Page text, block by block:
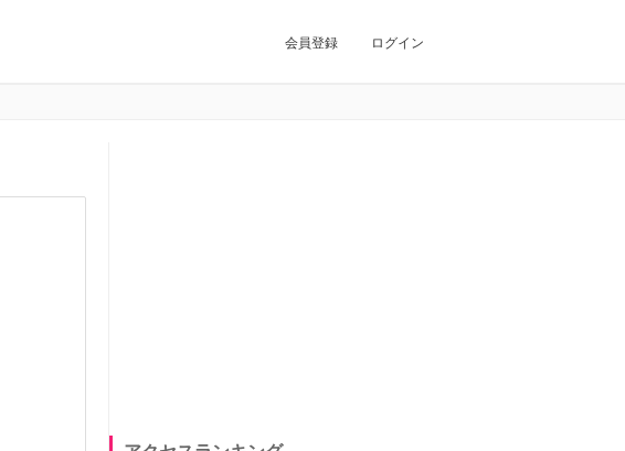
会員登録 ログイン